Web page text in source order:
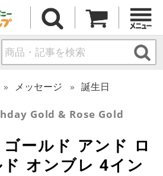
メッセージ 誕生日
Gold & Rose Gold
ールド アンド ロ
オンブレ 4イン